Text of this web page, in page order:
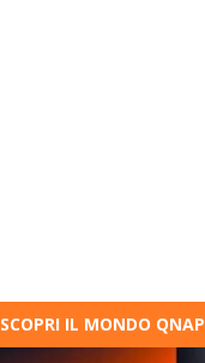
SCOPRI IL MONDO QNAP